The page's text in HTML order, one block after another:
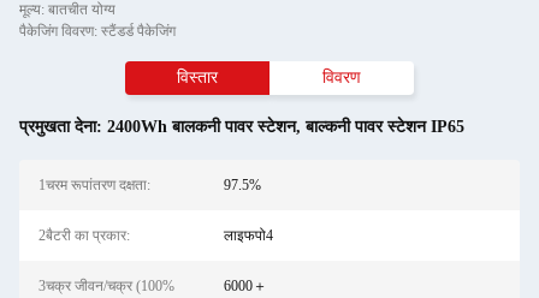
मूल्य: बातचीत योग्य
पैकेजिंग विवरण: स्टैंडर्ड पैकेजिंग
विस्तार विवरण
प्रमुखता देना: 2400Wh बालकनी पावर स्टेशन,बाल्कनी पावर स्टेशन IP65
1चरम रूपांतरण दक्षता: 97.5%
2बैटरी का प्रकार: लाइफपो4
3चक्र जीवन/चक्र (100%
6000＋